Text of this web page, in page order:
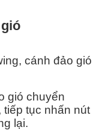
gió
cánh đảo gió
gió chuyển
tiếp tục nhấn nút
lại.